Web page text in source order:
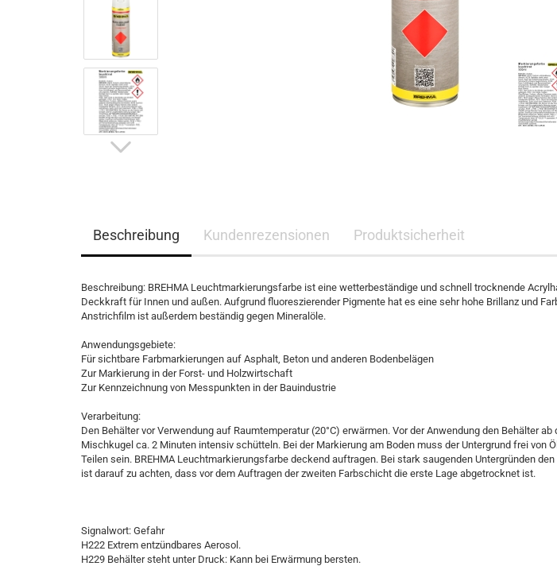
H21W HY21W
T4W BA9s
Beschreibung Kundenrezensionen Produktsicherheit
Beschreibung: BREHMA Leuchtmarkierungsfarbe ist eine wetterbeständige und schnell trocknende
Deckkraft für Innen und außen. Aufgrund fluoreszierender Pigmente hat es eine sehr hohe Brillanz und
Anstrichfilm ist außerdem beständig gegen Mineralöle.
Anwendungsgebiete:
Für sichtbare Farbmarkierungen auf Asphalt, Beton und anderen Bodenbelägen
Zur Markierung in der Forst- und Holzwirtschaft
Zur Kennzeichnung von Messpunkten in der Bauindustrie
Verarbeitung:
Den Behälter vor Verwendung auf Raumtemperatur (20°C) erwärmen. Vor der Anwendung den Behälter ab
Mischkugel ca. 2 Minuten intensiv schütteln. Bei der Markierung am Boden muss der Untergrund frei von
Teilen sein. BREHMA Leuchtmarkierungsfarbe deckend auftragen. Bei stark saugenden Untergründen
ist darauf zu achten, dass vor dem Auftragen der zweiten Farbschicht die erste Lage abgetrocknet ist.
Signalwort: Gefahr
H222 Extrem entzündbares Aerosol.
H229 Behälter steht unter Druck: Kann bei Erwärmung bersten.